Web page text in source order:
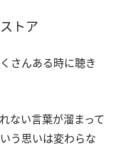
トア
さんある時に聴き
ない言葉が溜まって
う思いは変わらな